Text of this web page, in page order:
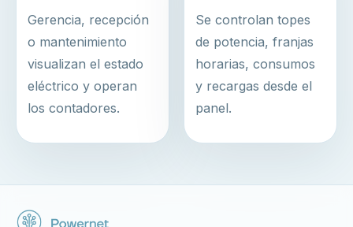
Gerencia, recepción
o mantenimiento
visualizan el estado
eléctrico y operan
los contadores.
Se controlan topes
de potencia, franjas
horarias, consumos
y recargas desde el
panel.